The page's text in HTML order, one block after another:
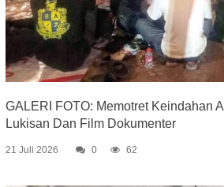
GALERI FOTO: Memotret Keindahan
Lukisan Dan Film Dokumenter
21 Juli 2026 0 62